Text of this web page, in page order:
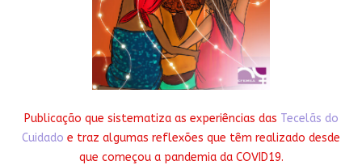
Publicação que sistematiza as experiências das Tecelãs do
Cuidado e traz algumas reflexões que têm realizado desde
que começou a pandemia da COVID19.